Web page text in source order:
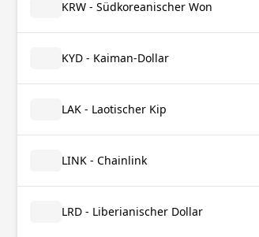
KRW - Südkoreanischer Won
KYD - Kaiman-Dollar
LAK - Laotischer Kip
LINK - Chainlink
LRD - Liberianischer Dollar